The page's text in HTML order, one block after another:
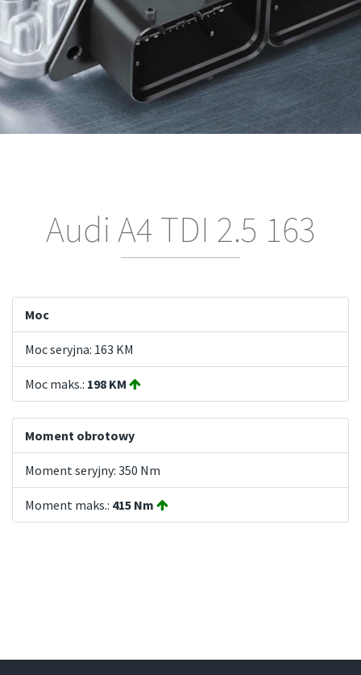
Audi A4 TDI 2.5 163
Moc
Moc seryjna: 163 KM
Moc maks.: 198 KM
Moment obrotowy
Moment seryjny: 350 Nm
Moment maks.: 415 Nm